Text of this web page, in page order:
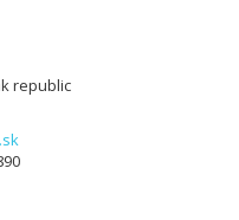
republic